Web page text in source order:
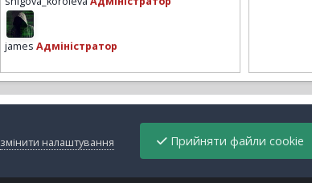
james Адміністратор
змінити налаштування
Прийняти файли cookie